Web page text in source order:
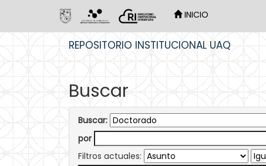
INICIO
REPOSITORIO INSTITUCIONAL UAQ
Buscar
Buscar:
por
Filtros actuales: